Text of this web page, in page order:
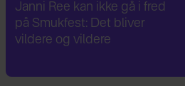
Janni Ree afsted for første
gang: Jeg er nervøs!